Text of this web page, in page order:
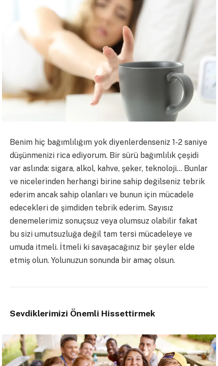
Benim hiç bağımlılığım yok diyenlerdenseniz 1-2 saniye
düşünmenizi rica ediyorum. Bir sürü bağımlılık çeşidi
var aslında: sigara, alkol, kahve, şeker, teknoloji… Bunlar
ve nicelerinden herhangi birine sahip değilseniz tebrik
ederim ancak sahip olanları ve bunun için mücadele
edecekleri de şimdiden tebrik ederim. Sayısız
denemelerimiz sonuçsuz veya olumsuz olabilir fakat
bu sizi umutsuzluğa değil tam tersi mücadeleye ve
umuda itmeli. İtmeli ki savaşacağınız bir şeyler elde
etmiş olun. Yolunuzun sonunda bir amaç olsun.
Sevdiklerimizi Önemli Hissettirmek